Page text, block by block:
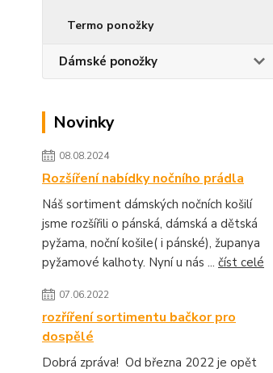
Termo ponožky
Dámské ponožky
Novinky
08.08.2024
Rozšíření nabídky nočního prádla
Náš sortiment dámských nočních košilí
jsme rozšířili o pánská, dámská a dětská
pyžama, noční košile( i pánské), županya
pyžamové kalhoty. Nyní u nás ... číst celé
07.06.2022
rozříření sortimentu bačkor pro
dospělé
Dobrá zpráva! Od března 2022 je opět